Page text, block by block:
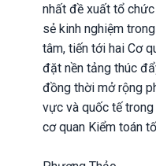
nhất đề xuất tổ
sẻ kinh nghiệm
tâm, tiến tới hai Cơ
đặt nền tảng thúc
đồng thời mở rộng
vực và quốc tế
cơ quan Kiểm toán